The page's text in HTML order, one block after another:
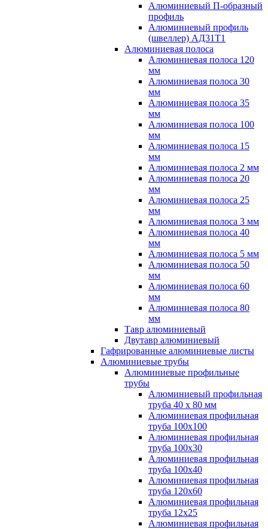
Алюминиевый П-образный
профиль
Алюминиевый профиль
(швеллер) АД31Т1
Алюминиевая полоса
Алюминиевая полоса 120
мм
Алюминиевая полоса 30
мм
Алюминиевая полоса 35
мм
Алюминиевая полоса 100
мм
Алюминиевая полоса 15
мм
Алюминиевая полоса 2 мм
Алюминиевая полоса 20
мм
Алюминиевая полоса 25
мм
Алюминиевая полоса 3 мм
Алюминиевая полоса 40
мм
Алюминиевая полоса 5 мм
Алюминиевая полоса 50
мм
Алюминиевая полоса 60
мм
Алюминиевая полоса 80
мм
Тавр алюминиевый
Двутавр алюминиевый
Гафрированные алюминиевые листы
Алюминиевые трубы
Алюминиевые профильные
трубы
Алюминиевый профильная
труба 40 х 80 мм
Алюминиевая профильная
труба 100х100
Алюминиевая профильная
труба 100х30
Алюминиевая профильная
труба 100х40
Алюминиевая профильная
труба 120х60
Алюминиевая профильная
труба 12x25
Алюминиевая профильная